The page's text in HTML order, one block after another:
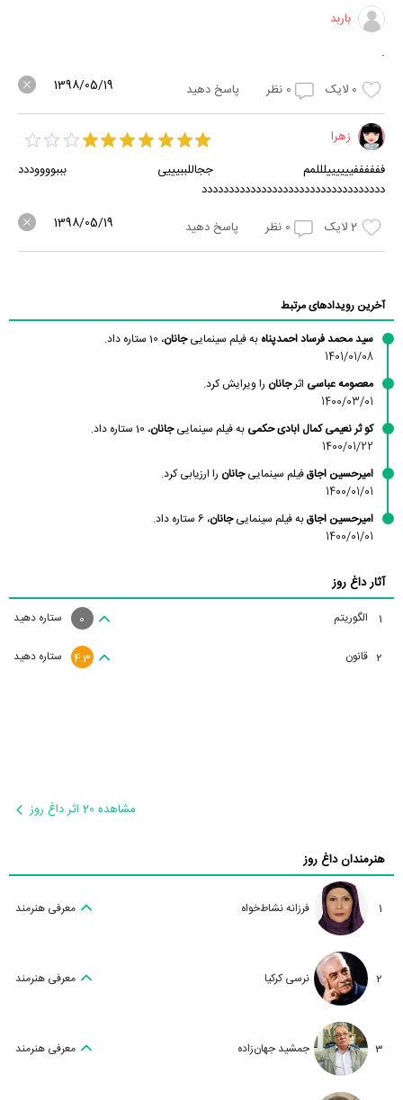
باربد
.
0 لایک 0 نظر پاسخ دهید 1398/05/19
زهرا
ففففففییییییلللمم ججاللببیییی بببووووددد
دددددددددددددددددددددددددددددددددد
2لایک 0 نظر پاسخ دهید 1398/05/19
آخرین رویدادهای مرتبط
سید محمد فرساد احمدپناه به فیلم سینماییجانان، 10 ستاره داد.
1401/01/08
معصومه عباسی اثرجانان را ویرایش کرد.
1400/03/01
کو ثر نعیمی کمال ابادی حکمی به فیلم سینماییجانان، 10 ستاره داد.
1400/01/22
امیرحسین اجاقفیلم سینماییجانان را ارزیابی کرد.
1400/01/01
امیرحسین اجاقبه فیلم سینماییجانان، 6 ستاره داد.
1400/01/01
آثار داغ روز
1 الگوریتم ستاره دهید 0
2 قانون ستاره دهید 4.3
مشاهده 20 اثر داغ روز
هنرمندان داغ روز
1 فرزانه نشاط‌خواه معرفی هنرمند
2 نرسی کرکیا معرفی هنرمند
3 جمشید جهان‌زاده معرفی هنرمند